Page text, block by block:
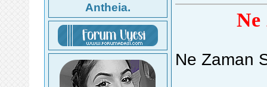
Antheia.
Ne
Ne Zaman